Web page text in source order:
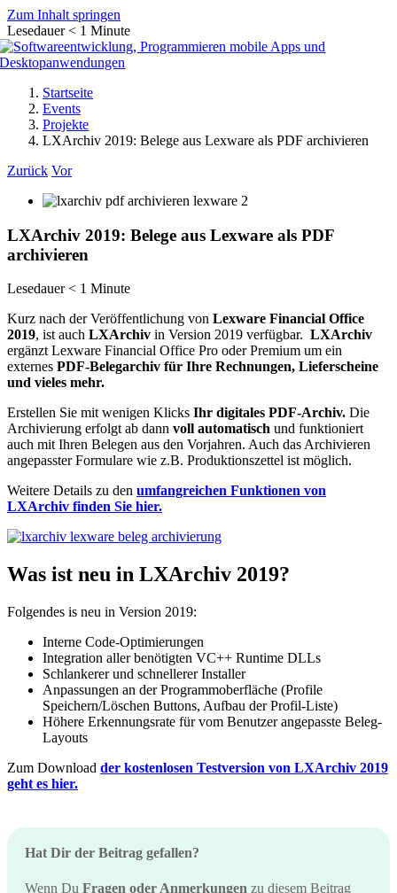
Zum Inhalt springen
Lesedauer < 1 Minute
Startseite
Events
Projekte
LXArchiv 2019: Belege aus Lexware als PDF archivieren
Zurück Vor
LXArchiv 2019: Belege aus Lexware als PDF
archivieren
Lesedauer < 1 Minute
Kurz nach der Veröffentlichung von Lexware Financial Office
2019, ist auch LXArchiv in Version 2019 verfügbar. LXArchiv
ergänzt Lexware Financial Office Pro oder Premium um ein
externes PDF-Belegarchiv für Ihre Rechnungen, Lieferscheine
und vieles mehr.
Erstellen Sie mit wenigen Klicks Ihr digitales PDF-Archiv. Die
Archivierung erfolgt ab dann voll automatisch und funktioniert
auch mit Ihren Belegen aus den Vorjahren. Auch das Archivieren
angepasster Formulare wie z.B. Produktionszettel ist möglich.
Weitere Details zu den umfangreichen Funktionen von
LXArchiv finden Sie hier.
Was ist neu in LXArchiv 2019?
Folgendes is neu in Version 2019:
Interne Code-Optimierungen
Integration aller benötigten VC++ Runtime DLLs
Schlankerer und schnellerer Installer
Anpassungen an der Programmoberfläche (Profile
Speichern/Löschen Buttons, Aufbau der Profil-Liste)
Höhere Erkennungsrate für vom Benutzer angepasste Beleg-
Layouts
Zum Download der kostenlosen Testversion von LXArchiv 2019
geht es hier.
Hat Dir der Beitrag gefallen?
Wenn Du Fragen oder Anmerkungen zu diesem Beitrag